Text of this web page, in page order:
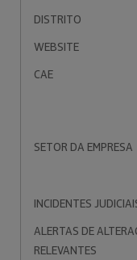
DISTRITO
WEBSITE
CAE
SETOR DA EMPRESA
INCIDENTES
ALERTAS DE
RELEVANTES